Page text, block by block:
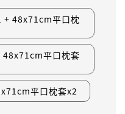
48x71cm平口枕
平口枕套
平口枕套x2